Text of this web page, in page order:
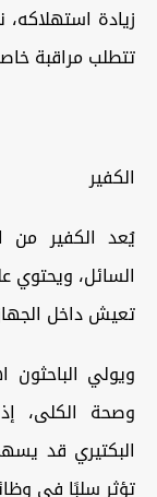
زيادة
تتطلب مراقبة
الكفير
يُعد الكفير من
السائل، ويحتوي
تعيش داخل
ويولي الباحثون
وصحة الكلى،
البكتيري قد
تؤثر سلبًا في